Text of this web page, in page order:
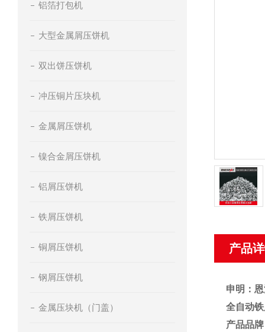
铝箔打包机
大型金属屑压饼机
双出饼压饼机
冲压铜片压块机
金属屑压饼机
镍合金屑压饼机
铝屑压饼机
铁屑压饼机
铜屑压饼机
钢屑压饼机
金属压块机（门盖）
产品
申明：
全自动
产品品